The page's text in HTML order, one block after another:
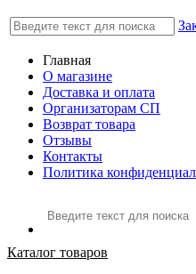
Главная
О магазине
Доставка и оплата
Организаторам СП
Возврат товара
Отзывы
Контакты
Политика
Каталог товаров